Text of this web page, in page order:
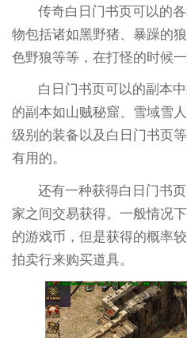
传奇白日门书页可以的
物包括诸如黑野猪、暴躁的
色野狼等等，在打怪的时候
白日门书页可以的副本
的副本如山贼秘窟、雪域雪
级别的装备以及白日门书页
有用的。
还有一种获得白日门书
家之间交易获得。一般情况
的游戏币，但是获得的概率
拍卖行来购买道具。